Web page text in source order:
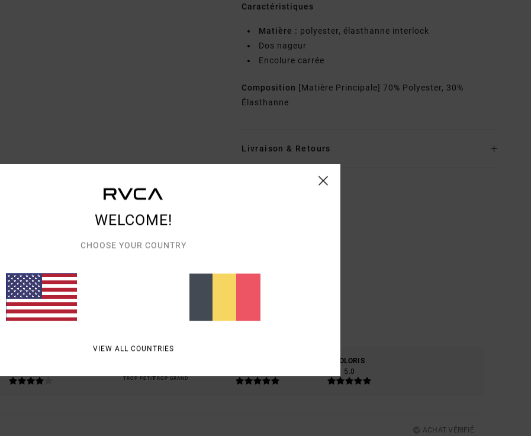
Caractéristiques
Matière : polyester, élasthanne interlock
Dos nageur
Encolure carrée
Composition [Matière Principale] 70% Polyester, 30%
Élasthanne
Livraison & Retours
NOTE MOYENNE
BASÉ SUR
DEPUIS JUIN 2026
TROP PETITTROP GRAND
COLORIS
5.0
ACHAT VÉRIFIÉ
WELCOME!
CHOOSE YOUR COUNTRY
VIEW ALL COUNTRIES